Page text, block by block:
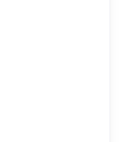
cc cushion ini
kelihatan ayu!